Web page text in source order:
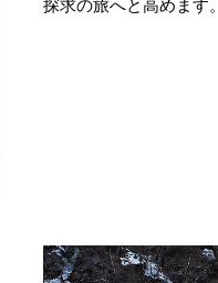
探求の旅へと高めます。